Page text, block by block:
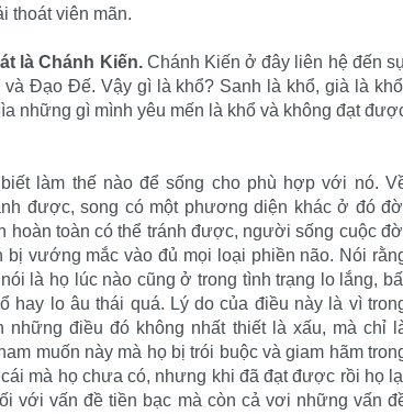
thoát viên mãn.
là Chánh Kiến.Chánh Kiến ở đây liên hệ đến
Ðạo Ðế. Vậy gì là khổ? Sanh là khổ, già là
những gì mình yêu mến là khổ và không đạt
làm thế nào để sống cho phù hợp với nó.
được, song có một phương diện khác ở đó
hoàn toàn có thể tránh được, người sống cuộc
vướng mắc vào đủ mọi loại phiền não. Nói
là họ lúc nào cũng ở trong tình trạng lo lắng,
hay lo âu thái quá. Lý do của điều này là vì
những điều đó không nhất thiết là xấu, mà chỉ
muốn này mà họ bị trói buộc và giam hãm
mà họ chưa có, nhưng khi đã đạt được rồi họ
với vấn đề tiền bạc mà còn cả vơi những vấn